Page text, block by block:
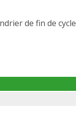
de fin de cycle